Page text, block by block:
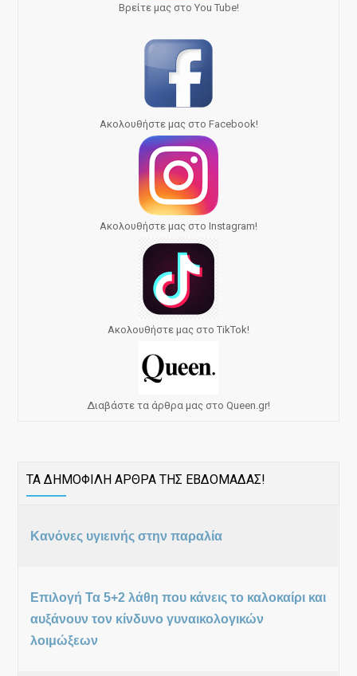
Bρείτε μας στο You Tube!
Ακολουθήστε μας στο Facebook!
Ακολουθήστε μας στο Instagram!
Ακολουθήστε μας στο TikTok!
Διαβάστε τα άρθρα μας στο Queen.gr!
ΤΑ ΔΗΜΟΦΙΛΗ ΑΡΘΡΑ ΤΗΣ ΕΒΔΟΜΑΔΑΣ!
Κανόνες υγιεινής στην παραλία
Επιλογή Τα 5+2 λάθη που κάνεις το καλοκαίρι και
αυξάνουν τον κίνδυνο γυναικολογικών
λοιμώξεων